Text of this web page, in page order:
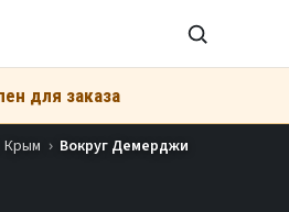
для заказа
Крым Вокруг Демерджи